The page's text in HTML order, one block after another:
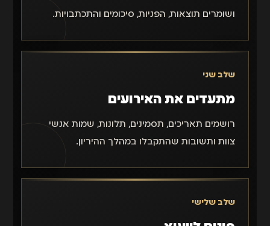
ושומרים תוצאות, הפניות, סיכומים והתכתבויות.
שלב שני
מתעדים את האירועים
רושמים תאריכים, תסמינים, תלונות, שמות אנשי
צוות ותשובות שהתקבלו במהלך ההיריון.
שלב שלישי